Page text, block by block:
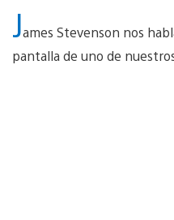
James Stevenson nos
pantalla de uno de